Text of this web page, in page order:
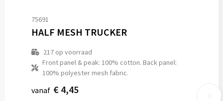
75691
HALF MESH TRUCKER
217op voorraad
Front panel & peak: 100% cotton. Back panel:
100% polyester mesh fabric.
vanaf € 4,45